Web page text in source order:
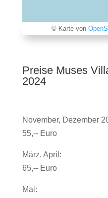
© Karte von
Preise Muses
2024
November, Dezember
55,-- Euro
März, April:
65,-- Euro
Mai: